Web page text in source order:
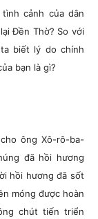
cảnh của dân
Đền Thờ? So với
biết lý do chính
bạn là gì?
ông Xô-rô-ba-
đã hồi hương
hồi hương đã sốt
móng được hoàn
chút tiến triển